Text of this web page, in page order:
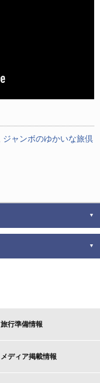
ジャンボのゆかいな旅倶
旅行準備情報
メディア掲載情報